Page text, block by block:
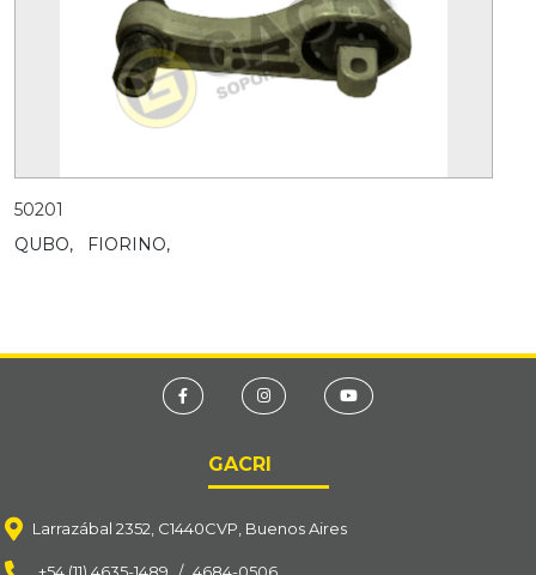
50201
QUBO,
FIORINO,
GACRI
Larrazábal 2352, C1440CVP, Buenos Aires